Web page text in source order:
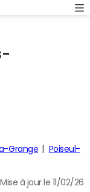
Grange
Poiseul-
Mise à jour le 11/02/26